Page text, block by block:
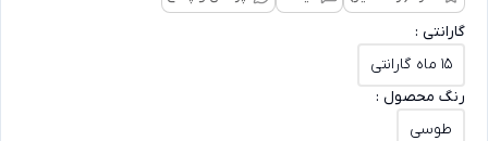
گارانتی :
15 ماه گارانتی
رنگ محصول :
طوسی